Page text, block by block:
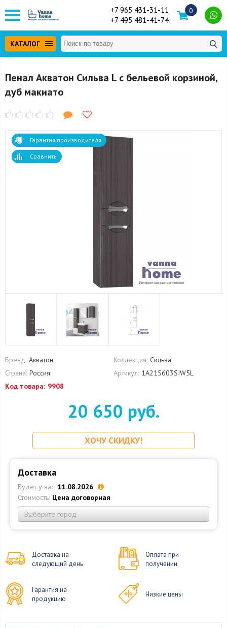
+7 965 431-31-11
+7 495 481-41-74
0
КАТАЛОГ
Пенал Акватон Сильва L с бельевой корзиной,
дуб макиато
Гарантия производителя
Сравнить
Бренд: Акватон Коллекция: Сильва
Страна: Россия Артикул: 1A215603SIW5L
Код товара: 9908
20 650 руб.
ХОЧУ СКИДКУ!
Доставка
Будет у вас: 11.08.2026
Стоимость: Цена договорная
Выберите город
Доставка на
следующий день
Оплата при
получении
Гарантия на
продукцию
Низкие цены